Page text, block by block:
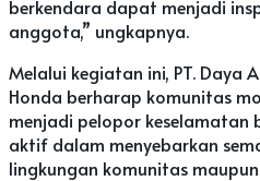
berkendara dapat menjadi
anggota,” ungkapnya.
Melalui kegiatan ini, PT. Daya
Honda berharap komunitas
menjadi pelopor keselamatan
aktif dalam menyebarkan
lingkungan komunitas